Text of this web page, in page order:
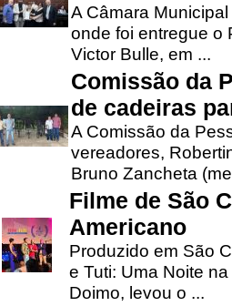
A Câmara
onde foi entregue o
Victor Bulle, em ...
Comissão da
de cadeiras
A Comissão da
vereadores,
Bruno Zancheta
Filme de São
Americano
Produzido em São
e Tuti: Uma Noite
Doimo, levou o ...